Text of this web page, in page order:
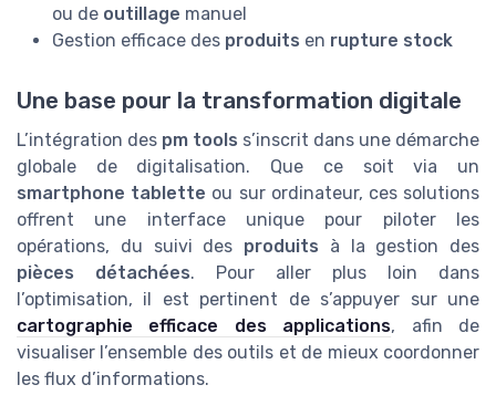
ou de outillage manuel
Gestion efficace des produits en rupture stock
Une base pour la transformation digitale
L’intégration des pm tools s’inscrit dans une démarche
globale de digitalisation. Que ce soit via un
smartphone tablette ou sur ordinateur, ces solutions
offrent une interface unique pour piloter les
opérations, du suivi des produits à la gestion des
pièces détachées. Pour aller plus loin dans
l’optimisation, il est pertinent de s’appuyer sur une
cartographie efficace des applications, afin de
visualiser l’ensemble des outils et de mieux coordonner
les flux d’informations.